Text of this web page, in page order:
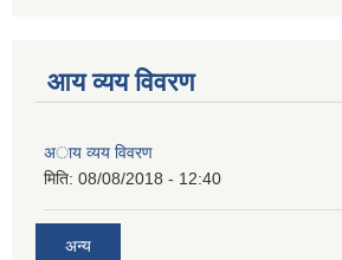
आय व्यय विवरण
अाय व्यय विवरण
मिति: 08/08/2018 - 12:40
अन्य